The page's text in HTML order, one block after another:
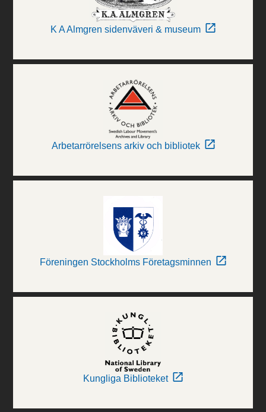
K A Almgren sidenväveri & museum
Arbetarrörelsens arkiv och bibliotek
Föreningen Stockholms Företagsminnen
Kungliga Biblioteket